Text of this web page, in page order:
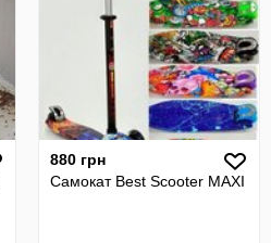
880 грн
Самокат Best Scooter MAXI